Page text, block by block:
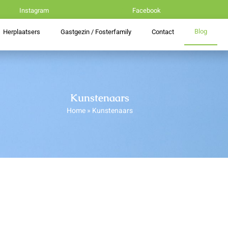
Instagram Facebook
Herplaatsers Gastgezin / Fosterfamily Contact Blog
Kunstenaars
Home» Kunstenaars